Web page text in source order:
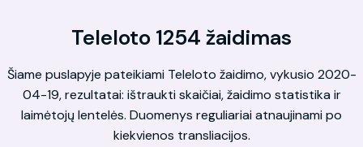
Teleloto 1254 žaidimas
Šiame puslapyje pateikiami Teleloto žaidimo, vykusio 2020-
04-19, rezultatai: ištraukti skaičiai, žaidimo statistika ir
laimėtojų lentelės. Duomenys reguliariai atnaujinami po
kiekvienos transliacijos.